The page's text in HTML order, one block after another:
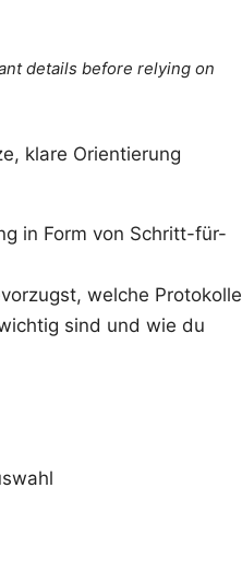
details before relying on
klare Orientierung
in Form von Schritt-für-
welche Protokolle
sind und wie du